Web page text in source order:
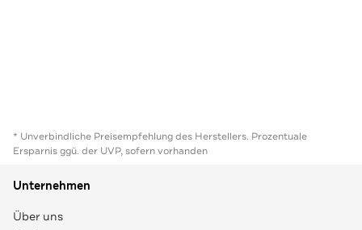
* Unverbindliche Preisempfehlung des Herstellers. Prozentuale
Ersparnis ggü. der UVP, sofern vorhanden
Unternehmen
Über uns